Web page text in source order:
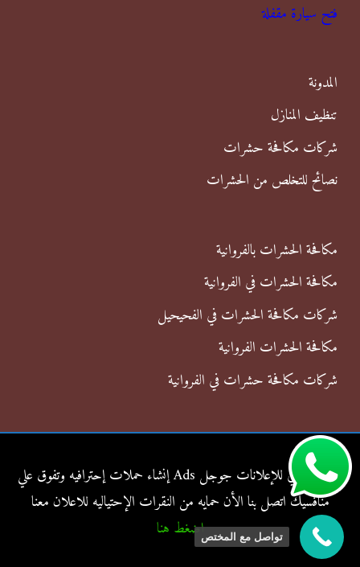
ث
ن
فتح سيارة مقفلة
المدونة
تنظيف المنازل
شركات مكافحة حشرات
نصائح للتخلص من الحشرات
مكافحة الحشرات بالفروانية
مكافحة الحشرات في الفروانية
شركات مكافحة الحشرات في الفحيحيل
مكافحة الحشرات الفروانية
شركات مكافحة حشرات في الفروانية
شركة الناجي للإعلانات جوجل Ads إنشاء حملات إحترافيه وتفوق علي
منافسيك اتصل بنا الأن حمايه من النقرات الإحتياليه للاعلان معنا
اضغط هناتواصل مع المختص